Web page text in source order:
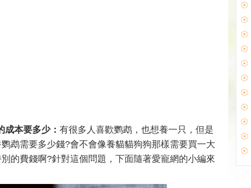
本要多少： 有很多人喜歡鹦鹉，也想養一只，但是
鹉需要多少錢?會不會像養貓貓狗狗那樣需要買一大
的費錢啊?針對這個問題，下面隨著愛寵網的小編來